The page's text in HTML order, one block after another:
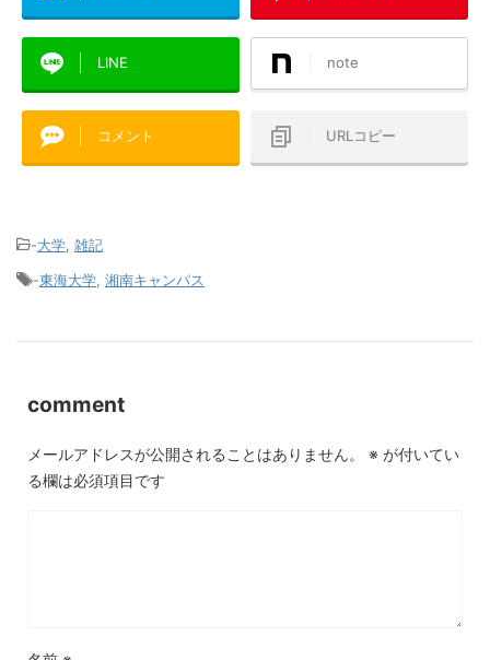
LINE note
コメント URLコピー
-大学 雑記
-東海大学 湘南キャンパス
comment
メールアドレスが公開されることはありません。 ※ が付いてい
る欄は必須項目です